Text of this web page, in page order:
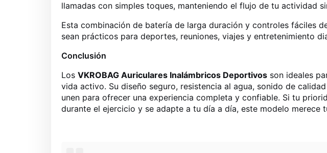
llamadas con simples toques, manteniendo el flujo de tu actividad
Esta combinación de batería de larga duración y controles fáciles
sean prácticos para deportes, reuniones, viajes y entretenimiento
Conclusión
Los VKROBAG Auriculares Inalámbricos Deportivosson ideales
vida activo. Su diseño seguro, resistencia al agua, sonido de
unen para ofrecer una experiencia completa y confiable. Si tu
durante el ejercicio y se adapte a tu día a día, este modelo merece